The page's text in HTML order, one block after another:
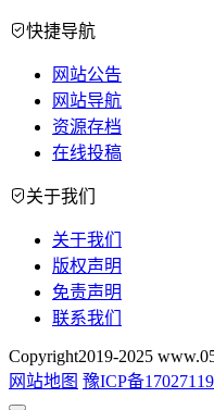
快捷导航
网站公告
网站导航
资源存档
在线投稿
关于我们
关于我们
版权声明
免责声明
联系我们
Copyright2019-2025
网站地图 豫ICP备